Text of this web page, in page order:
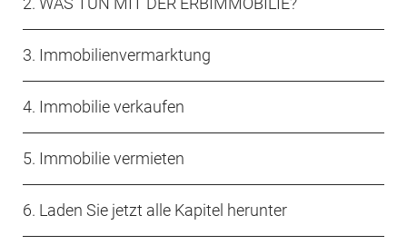
3. Immobilienvermarktung
4. Immobilie verkaufen
5. Immobilie vermieten
6. Laden Sie jetzt alle Kapitel herunter